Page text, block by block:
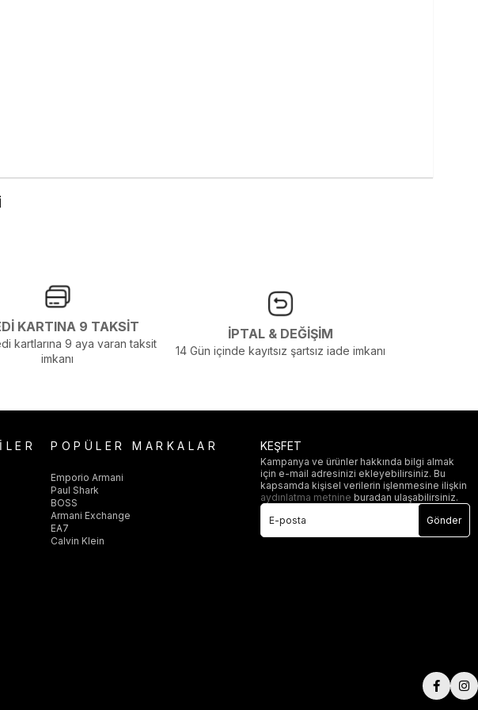
KARTINA 9 TAKSİT
kartlarına 9 aya varan taksit
imkanı
İPTAL & DEĞİŞİM
14 Gün içinde kayıtsız şartsız iade imkanı
POPÜLER MARKALAR
Emporio Armani
Paul Shark
BOSS
Armani Exchange
EA7
Calvin Klein
KEŞFET
Kampanya ve ürünler hakkında bilgi almak
için e-mail adresinizi ekleyebilirsiniz. Bu
kapsamda kişisel verilerin işlenmesine ilişkin
aydınlatma metnineburadan ulaşabilirsiniz.
Gönder